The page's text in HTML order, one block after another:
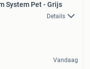
System Pet - Grijs
Details
Vandaag